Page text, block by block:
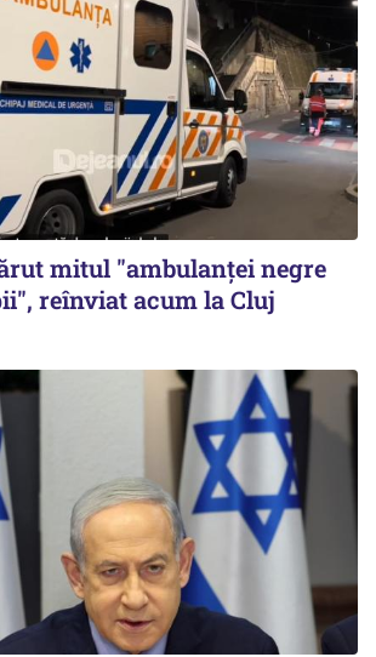
mitul "ambulanței negre
reînviat acum la Cluj